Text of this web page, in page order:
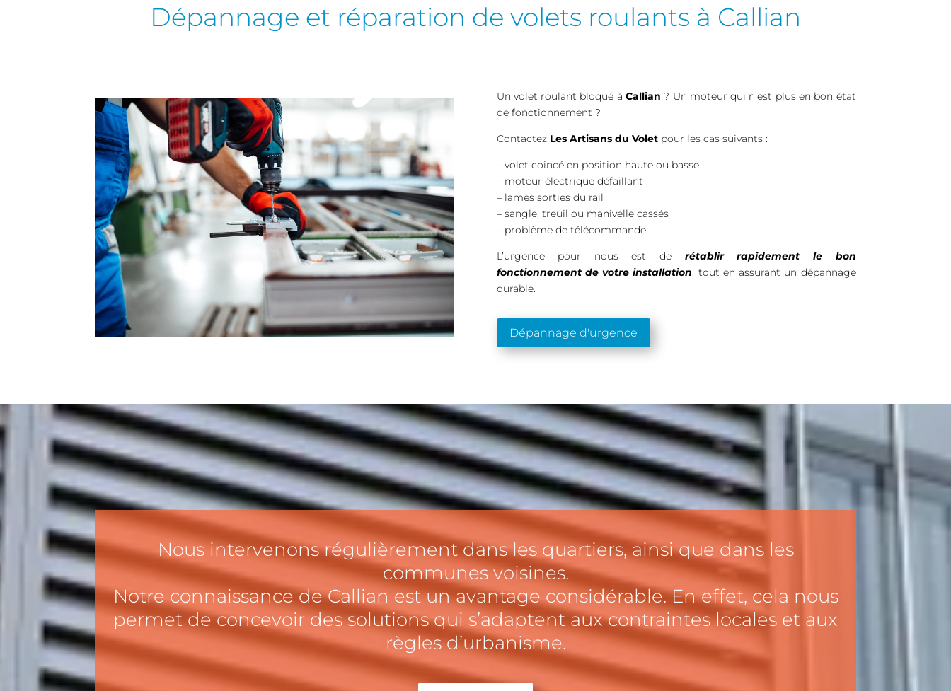
Dépannage et réparation de volets roulants à Callian
Un volet roulant bloqué à Callian ? Un moteur qui n’est plus en bon état
de fonctionnement ?
Contactez Les Artisans du Voletpour les cas suivants :
– volet coincé en position haute ou basse
– moteur électrique défaillant
– lames sorties du rail
– sangle, treuil ou manivelle cassés
– problème de télécommande
L’urgence pour nous est de rétablir rapidement le bon
fonctionnement de votre installation, tout en assurant un dépannage
durable.
Dépannage d'urgence
Nous intervenons régulièrement dans les quartiers, ainsi que dans les
communes voisines.
Notre connaissance de Callian est un avantage considérable. En effet, cela nous
permet de concevoir des solutions qui s’adaptent aux contraintes locales et aux
règles d’urbanisme.